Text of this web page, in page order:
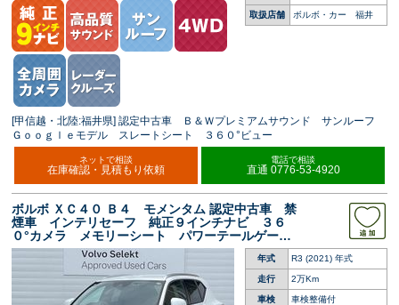
取扱店舗 ボルボ・カー 福井
[甲信越・北陸:福井県] 認定中古車 Ｂ＆Ｗプレミアムサウンド サンルーフ
Ｇｏｏｇｌｅモデル スレートシート ３６０°ビュー
ネットで相談
在庫確認・見積もり依頼
電話で相談
直通 0776-53-4920
ボルボ ＸＣ４０ Ｂ４ モメンタム 認定中古車 禁
煙車 インテリセーフ 純正９インチナビ ３６
０°カメラ メモリーシート パワーテールゲー
ト ＡｐｐｌｅＣａｒＰｌａｙ Ａｎｄｒｏｉｄ
年式 R3 (2021) 年式
走行 2万Km
車検 車検整備付